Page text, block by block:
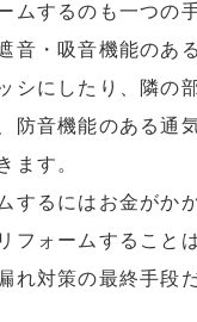
ムするのも一つの
音・吸音機能のあ
シにしたり、隣の
防音機能のある通
ます。
するにはお金がか
フォームすること
れ対策の最終手段